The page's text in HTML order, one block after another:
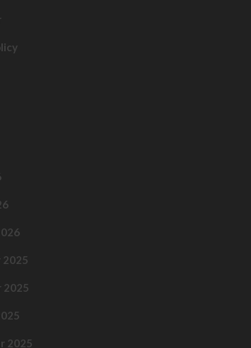
2025
2025
2025